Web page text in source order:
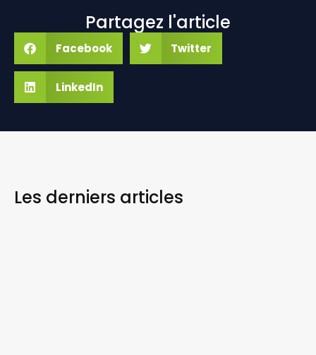
Partagez l'article
Facebook Twitter
LinkedIn
Les derniers articles